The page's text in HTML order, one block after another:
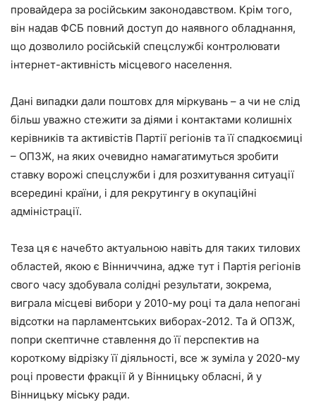
провайдера за російським законодавством. Крім того,
він надав ФСБ повний доступ до наявного обладнання,
що дозволило російській спецслужбі контролювати
інтернет-активність місцевого населення.
Дані випадки дали поштовх для міркувань – а чи не слід
більш уважно стежити за діями і контактами колишніх
керівників та активістів Партії регіонів та її спадкоємиці
– ОПЗЖ, на яких очевидно намагатимуться зробити
ставку ворожі спецслужби і для розхитування ситуації
всередині країни, і для рекрутингу в окупаційні
адміністрації.
Теза ця є начебто актуальною навіть для таких тилових
областей, якою є Вінниччина, адже тут і Партія регіонів
свого часу здобувала солідні результати, зокрема,
виграла місцеві вибори у 2010-му році та дала непогані
відсотки на парламентських виборах-2012. Та й ОПЗЖ,
попри скептичне ставлення до її перспектив на
короткому відрізку її діяльності, все ж зуміла у 2020-му
році провести фракції й у Вінницьку обласні, й у
Вінницьку міську ради.